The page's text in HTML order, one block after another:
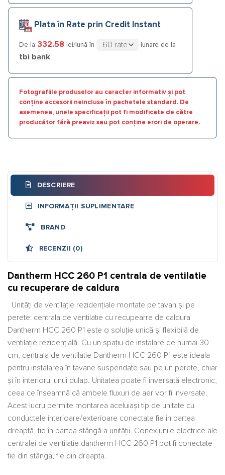
Plata în Rate prin Credit Instant
De la 332.58 lei/lună în lunare de la
tbi bank
Fotografiile produselor au caracter informativ și pot
conține accesorii neincluse în pachetele standard. De
asemenea, unele specificații pot fi modificate de către
producător fără preaviz sau pot conține erori de operare.
DESCRIERE
INFORMAȚII SUPLIMENTARE
BRAND
RECENZII (0)
Dantherm HCC 260 P1 centrala de ventilatie
cu recuperare de caldura
Unități de ventilație rezidențiale montate pe tavan și pe
perete: centrala de ventilatie cu recupearre de caldura
Dantherm HCC 260 P1 este o soluție unică și flexibilă de
ventilație rezidențială. Cu un spațiu de instalare de numai 30
cm, centrala de ventilatie Dantherm HCC 260 P1 este ideala
pentru instalarea în tavane suspendate sau pe un perete, chiar
și în interiorul unui dulap. Unitatea poate fi inversată electronic,
ceea ce înseamnă că ambele fluxuri de aer vor fi inversate.
Acest lucru permite montarea aceluiași tip de unitate cu
conductele interioare/exterioare conectate fie în partea
dreaptă, fie în partea stângă a unității. Conexiunile electrice ale
centralei de ventilatie dantherm HCC 260 P1 pot fi conectate
fie din stânga, fie din dreapta.